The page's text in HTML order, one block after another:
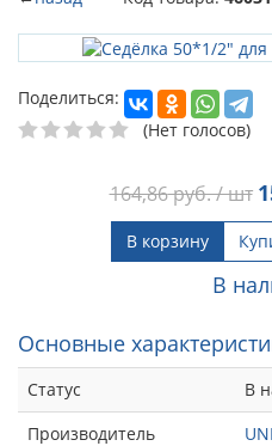
Поделиться:
(Нет голосов)
164,86руб. / шт
В корзину
В
Основные
Статус
В
Производитель